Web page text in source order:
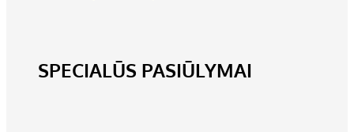
SPECIALŪS PASIŪLYMAI